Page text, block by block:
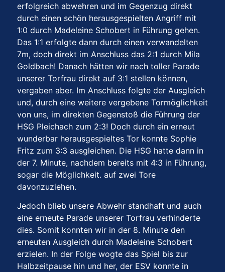
erfolgreich abwehren und im Gegenzug direkt
durch einen schön herausgespielten Angriff mit
1:0 durch Madeleine Schobert in Führung gehen.
Das 1:1 erfolgte dann durch einen verwandelten
7m, doch direkt im Anschluss das 2:1 durch Mila
Goldbach! Danach hätten wir nach toller Parade
unserer Torfrau direkt auf 3:1 stellen können,
vergaben aber. Im Anschluss folgte der Ausgleich
und, durch eine weitere vergebene Tormöglichkeit
von uns, im direkten Gegenstoß die Führung der
HSG Pleichach zum 2:3! Doch durch ein erneut
wunderbar herausgespieltes Tor konnte Sophie
Fritz zum 3:3 ausgleichen. Die HSG hatte dann in
der 7. Minute, nachdem bereits mit 4:3 in Führung,
sogar die Möglichkeit. auf zwei Tore
davonzuziehen.
Jedoch blieb unsere Abwehr standhaft und auch
eine erneute Parade unserer Torfrau verhinderte
dies. Somit konnten wir in der 8. Minute den
erneuten Ausgleich durch Madeleine Schobert
erzielen. In der Folge wogte das Spiel bis zur
Halbzeitpause hin und her, der ESV konnte in